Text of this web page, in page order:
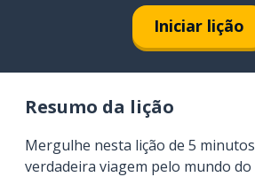
Iniciar lição
Resumo da lição
Mergulhe nesta lição de 5
verdadeira viagem pelo mundo do